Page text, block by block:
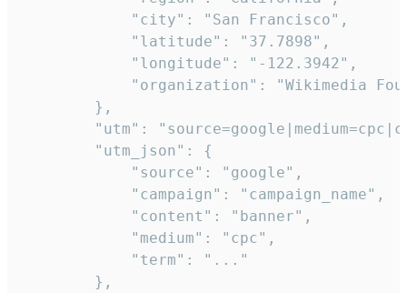
            "city": "San Francisco",
            "latitude": "37.7898",
            "longitude": "-122.3942",
"organization": "Wikimedia
        },
"utm":
        "utm_json": {
            "source": "google",
            "campaign": "campaign_name",
            "content": "banner",
            "medium": "cpc",
            "term": "..."
        },